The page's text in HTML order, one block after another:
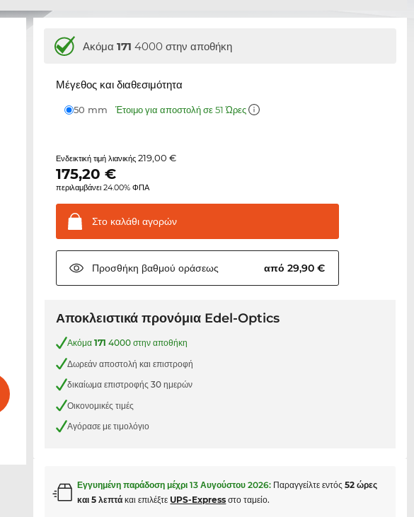
Ακόμα171 4000 στην αποθήκη
Μέγεθος και διαθεσιμότητα
50 mm Έτοιμο για αποστολή σε 51 Ώρες
Ενδεικτική τιμή λιανικής219,00 €
175,20 €
περιλαμβάνει 24.00% ΦΠΑ
Στο καλάθι αγορών
Προσθήκη βαθμού οράσεως από 29,90 €
Αποκλειστικά προνόμια Edel-Optics
Ακόμα171 4000 στην αποθήκη
Δωρεάν αποστολή και επιστροφή
δικαίωμα επιστροφής 30 ημερών
Οικονομικές τιμές
Αγόρασε με τιμολόγιο
Εγγυημένη παράδοση μέχρι13 Αυγούστου 2026: Παραγγείλτε εντός52 ώρες
και 5 λεπτά και επιλέξτε UPS-Express στο ταμείο.